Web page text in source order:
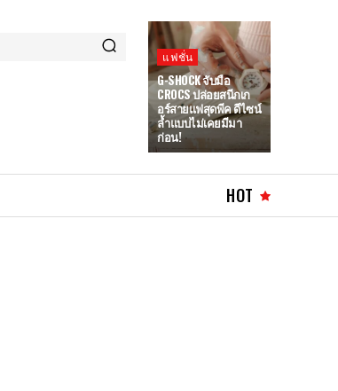
แฟชั่น
G-SHOCK จับมือ
CROCS ปล่อยสนีกเก
อร์สายแฟสุดพีค ดีไซน์
ล้ำแบบไม่เคยมีมา
ก่อน!
HOT